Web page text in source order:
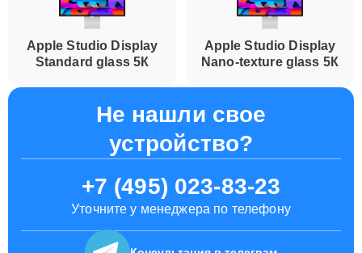
Apple Studio Display
Standard glass 5К
Apple Studio Display
Nano-texture glass 5К
Не нашли свое
устройство?
+7 (495) 023-83-23
Уточните у менеджера по телефону